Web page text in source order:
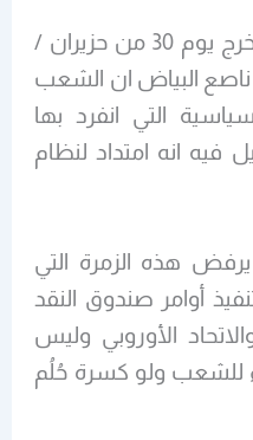
تظاهرات التصحيح التي ستخرج يوم 30 من حزيران /
ناصع البياض ان الشعب
التي انفرد بها
انه امتداد لنظام
هذه الزمرة التي
أوامر صندوق النقد
الأوروبي وليس
للشعب ولو كسرة حُلُم